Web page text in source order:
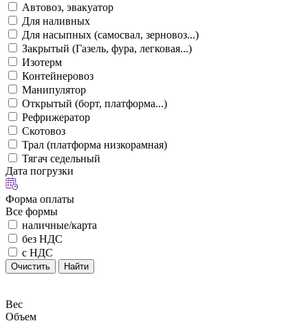
Автовоз, эвакуатор
Для наливных
Для насыпных (самосвал, зерновоз...)
Закрытый (Газель, фура, легковая...)
Изотерм
Контейнеровоз
Манипулятор
Открытый (борт, платформа...)
Рефрижератор
Скотовоз
Трал (платформа низкорамная)
Тягач седельный
Дата погрузки
Форма оплаты
Все формы
наличные/карта
без НДС
с НДС
Очистить Найти
Вес
Объем